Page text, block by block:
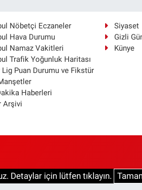
Nöbetçi Eczaneler
Hava Durumu
Namaz Vakitleri
Trafik Yoğunluk Haritası
Lig Puan Durumu ve Fikstür
Haberleri
Arşivi
Siyaset
Gizli
Künye
Detaylar için lütfen tıklayın.